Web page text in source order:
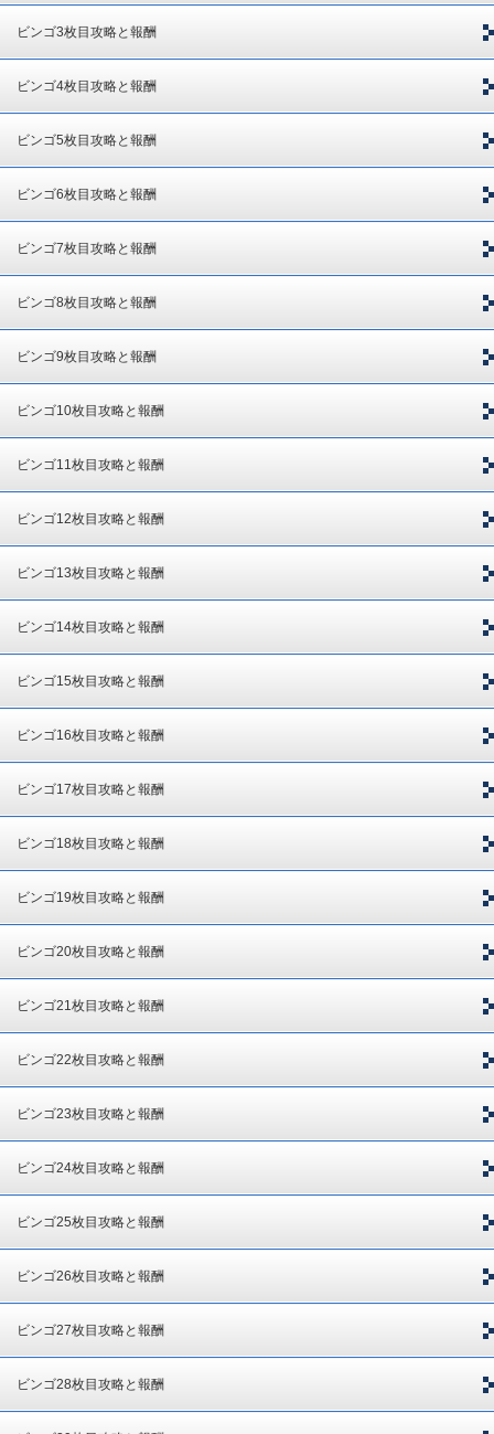
ビンゴ3枚目攻略と報酬
ビンゴ4枚目攻略と報酬
ビンゴ5枚目攻略と報酬
ビンゴ6枚目攻略と報酬
ビンゴ7枚目攻略と報酬
ビンゴ8枚目攻略と報酬
ビンゴ9枚目攻略と報酬
ビンゴ10枚目攻略と報酬
ビンゴ11枚目攻略と報酬
ビンゴ12枚目攻略と報酬
ビンゴ13枚目攻略と報酬
ビンゴ14枚目攻略と報酬
ビンゴ15枚目攻略と報酬
ビンゴ16枚目攻略と報酬
ビンゴ17枚目攻略と報酬
ビンゴ18枚目攻略と報酬
ビンゴ19枚目攻略と報酬
ビンゴ20枚目攻略と報酬
ビンゴ21枚目攻略と報酬
ビンゴ22枚目攻略と報酬
ビンゴ23枚目攻略と報酬
ビンゴ24枚目攻略と報酬
ビンゴ25枚目攻略と報酬
ビンゴ26枚目攻略と報酬
ビンゴ27枚目攻略と報酬
ビンゴ28枚目攻略と報酬